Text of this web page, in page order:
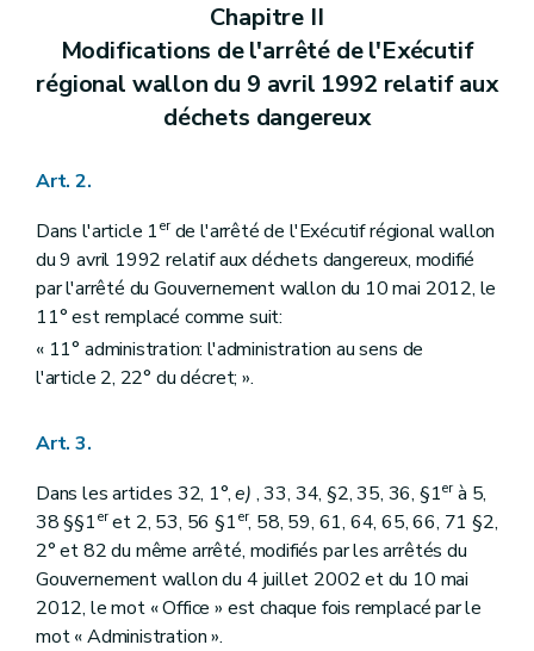
Chapitre II
Modifications de l'arrêté de l'Exécutif
régional wallon du 9 avril 1992 relatif aux
déchets dangereux
Art. 2.
Dans l'article 1erde l'arrêté de l'Exécutif régional wallon
du 9 avril 1992 relatif aux déchets dangereux, modifié
par l'arrêté du Gouvernement wallon du 10 mai 2012, le
11° est remplacé comme suit:
« 11° administration: l'administration au sens de
l'article 2, 22° du décret; ».
Art. 3.
Dans les articles 32, 1°,e) , 33, 34, §2, 35, 36, §1erà 5,
38 §§1eret 2, 53, 56 §1er, 58, 59, 61, 64, 65, 66, 71 §2,
2° et 82 du même arrêté, modifiés par les arrêtés du
Gouvernement wallon du 4 juillet 2002 et du 10 mai
2012, le mot « Office » est chaque fois remplacé par le
mot « Administration ».